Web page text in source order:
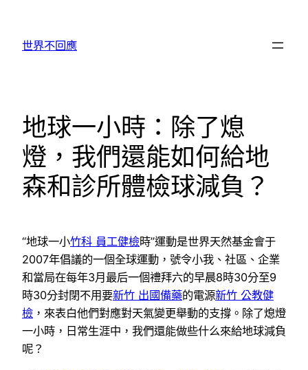
世界不回應
地球一小時：除了熄
燈，我們還能如何給地
森和診所體檢球減負？
“地球一小竹科 員工健檢時”運動是世界天然基金會于
2007年倡議的一個全球運動，號令小我、社區、企業
和當局在每年3月最后一個禮拜六的早晨8時30分至9
時30分封閉不用要新竹 出國備藥的電源新竹 公教健
檢 ，來表白他們對應對天氣變更舉動的支撐。除了熄燈
一小時，日常生涯中，我們還能做些什么來給地球減負
呢？